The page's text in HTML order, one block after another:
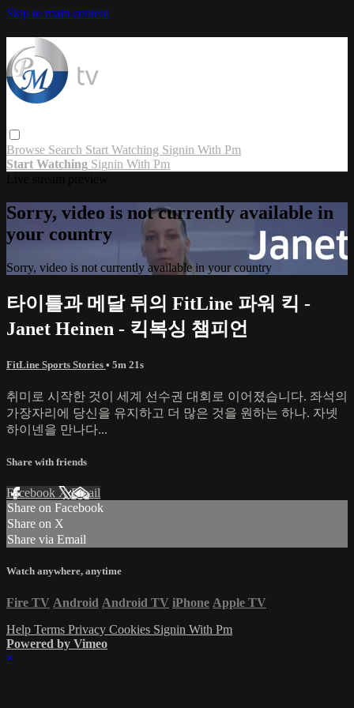
Skip to main content
Browse Search Start Watching Signin With Pm
Start Watching Signin With Pm
Sorry, video is not currently available in
your country
Sorry, video is not currently available in your country
타이틀과 메달 뒤의 FitLine 파워 킥 -
Janet Heinen - 킥복싱 챔피언
FitLine Sports Stories • 5m 21s
취미로 시작한 것이 세계 선수권 대회로 이어졌습니다. 좌석의
가장자리에 당신을 유지하고 더 많은 것을 원하는 하나. 자넷
하이넨을 만나다...
Share with friends
Facebook XEmail
Share on Facebook
Share on X
Share via Email
Watch anywhere, anytime
Fire TV Android Android TV iPhone Apple TV
Help Terms Privacy Cookies Signin With Pm
Powered by Vimeo
×